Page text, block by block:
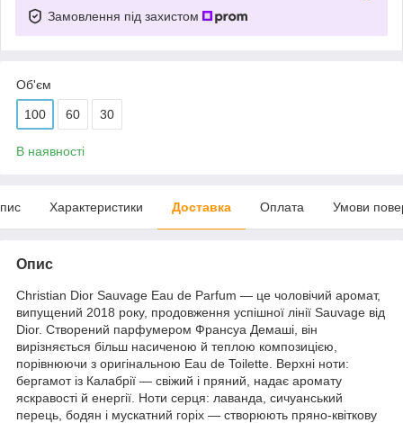
Замовлення під захистом
Об'єм
100 60 30
В наявності
Характеристики Доставка Оплата Умови
Опис
Christian Dior Sauvage Eau de Parfum — це чоловічий аромат,
випущений 2018 року, продовження успішної лінії Sauvage від
Dior. Створений парфумером Франсуа Демаші, він
вирізняється більш насиченою й теплою композицією,
порівнюючи з оригінальною Eau de Toilette. Верхні ноти:
бергамот із Калабрії — свіжий і пряний, надає аромату
яскравості й енергії. Ноти серця: лаванда, сичуанський
перець, бодян і мускатний горіх — створюють пряно-квіткову